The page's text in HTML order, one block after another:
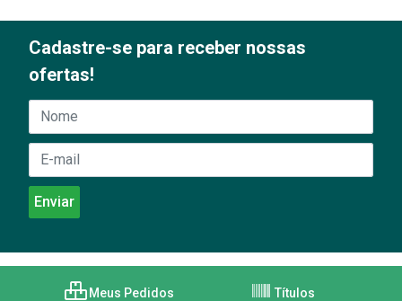
Cadastre-se para receber nossas
ofertas!
Meus Pedidos Títulos